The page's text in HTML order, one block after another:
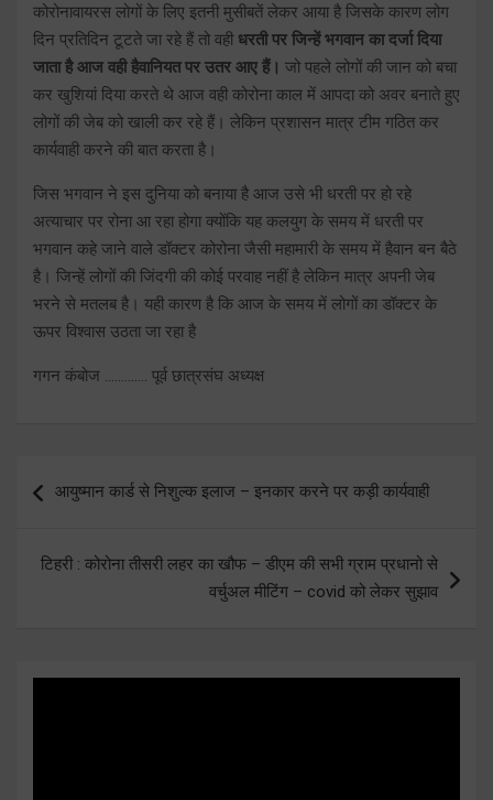
कोरोनावायरस लोगों के लिए इतनी मुसीबतें लेकर आया है जिसके कारण लोग
दिन प्रतिदिन टूटते जा रहे हैं तो वही धरती पर जिन्हें भगवान का दर्जा दिया
जाता है आज वही हैवानियत पर उतर आए हैं। जो पहले लोगों की जान को बचा
कर खुशियां दिया करते थे आज वही कोरोना काल में आपदा को अवर बनाते हुए
लोगों की जेब को खाली कर रहे हैं। लेकिन प्रशासन मात्र टीम गठित कर
कार्यवाही करने की बात करता है।
जिस भगवान ने इस दुनिया को बनाया है आज उसे भी धरती पर हो रहे
अत्याचार पर रोना आ रहा होगा क्योंकि यह कलयुग के समय में धरती पर
भगवान कहे जाने वाले डॉक्टर कोरोना जैसी महामारी के समय में हैवान बन बैठे
है। जिन्हें लोगों की जिंदगी की कोई परवाह नहीं है लेकिन मात्र अपनी जेब
भरने से मतलब है। यही कारण है कि आज के समय में लोगों का डॉक्टर के
ऊपर विश्वास उठता जा रहा है
गगन कंबोज …………. पूर्व छात्रसंघ अध्यक्ष
navigation
आयुष्मान कार्ड से निशुल्क इलाज – इनकार करने पर कड़ी कार्यवाही
टिहरी : कोरोना तीसरी लहर का खौफ – डीएम की सभी ग्राम प्रधानो से
वर्चुअल मीटिंग – covid को लेकर सुझाव